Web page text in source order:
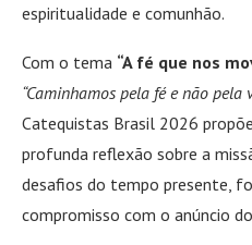
espiritualidade e comunhão.
Com o tema “A fé que nos
“Caminhamos pela fé e não pela
Catequistas Brasil 2026
profunda reflexão sobre a
desafios do tempo presente,
compromisso com o anúncio